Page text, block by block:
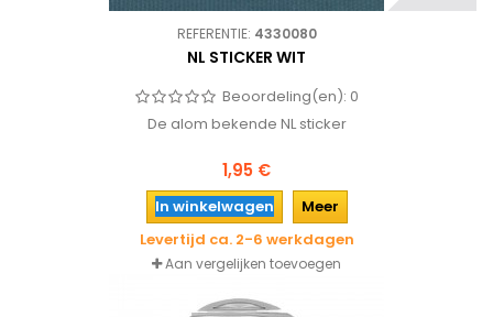
REFERENTIE: 4330080
NL STICKER WIT
Beoordeling(en): 0
De alom bekende NL sticker
1,95 €
In winkelwagen
Meer
Levertijd ca. 2-6 werkdagen
Aan vergelijken toevoegen